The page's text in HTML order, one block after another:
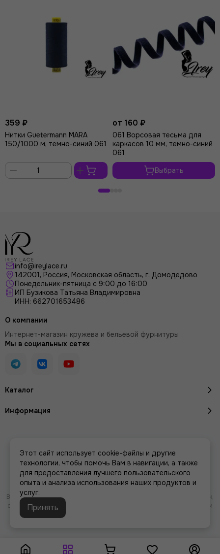
359 ₽
Нитки Guetermann MARA
150/1000 м, темно-синий 061
корзину
от 160 ₽
061 Ворсовая тесьма для
каркасов 10 мм, темно-синий
061
Выбрать
info@ireylace.ru
142001, Россия, Московская область, г. Домодедово
Понедельник-пятница с 9:00 до 16:00
ИП Бузикова Татьяна Владимировна
ИНН: 662701653486
Каталог
Информация
О компании
Интернет-магазин кружева и бельевой фурнитуры
Мы в социальных сетях
2026 © Кружево и бельевая фурнитура IreyLace.Карта сайта
MOSK.STUDIO для платформы InSales
Вся представленная на сайте информация, касающаяся характеристик,
стоимости товаров и услуг, носит информационный характер и ни при
каких условиях не является публичной офертой, определяемой
Этот сайт использует cookie-файлы и другие
технологии, чтобы помочь Вам в навигации, а также
для предоставления лучшего пользовательского
опыта и анализа использования наших продуктов и
услуг.
Принять